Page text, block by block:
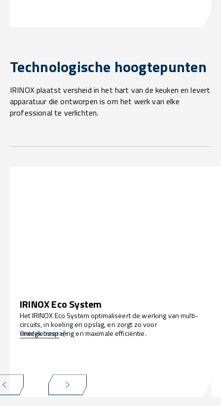
Technologische hoogtepunten
IRINOX plaatst versheid in het hart van de keuken en levert
apparatuur die ontworpen is om het werk van elke
professional te verlichten.
IRINOX Eco System
Het IRINOX Eco System optimaliseert de werking van multi-
circuits, in koeling en opslag, en zorgt zo voor
energiebesparing en maximale efficiëntie.
Ontdek meer